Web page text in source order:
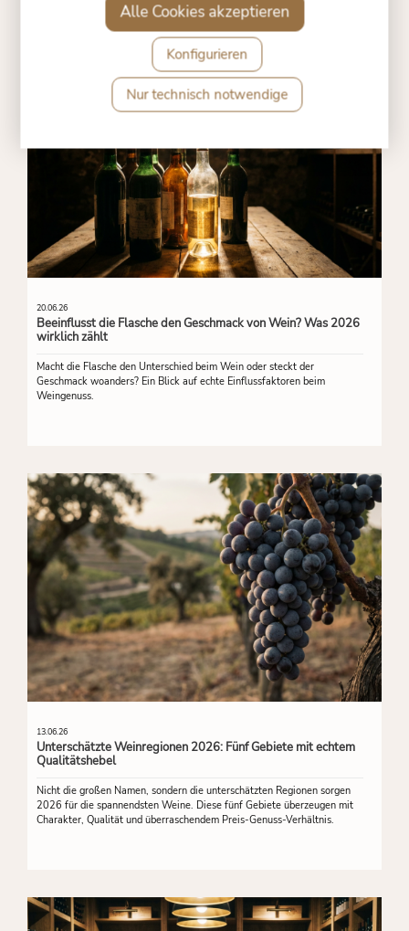
20.06.26
Beeinflusst die Flasche den Geschmack von Wein? Was 2026
wirklich zählt
Macht die Flasche den Unterschied beim Wein oder steckt der
Geschmack woanders? Ein Blick auf echte Einflussfaktoren beim
Weingenuss.
13.06.26
Unterschätzte Weinregionen 2026: Fünf Gebiete mit echtem
Qualitätshebel
Nicht die großen Namen, sondern die unterschätzten Regionen sorgen
2026 für die spannendsten Weine. Diese fünf Gebiete überzeugen mit
Charakter, Qualität und überraschendem Preis-Genuss-Verhältnis.
Nur technisch notwendige
Konfigurieren
Alle Cookies akzeptieren